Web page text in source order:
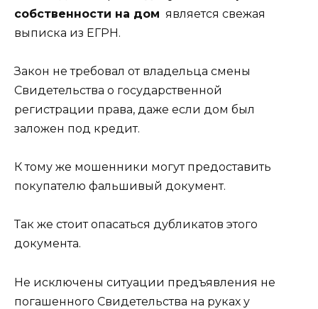
собственности на дом является свежая
выписка из ЕГРН.
Закон не требовал от владельца смены
Свидетельства о государственной
регистрации права, даже если дом был
заложен под кредит.
К тому же мошенники могут предоставить
покупателю фальшивый документ.
Так же стоит опасаться дубликатов этого
документа.
Не исключены ситуации предъявления не
погашенного Свидетельства на руках у